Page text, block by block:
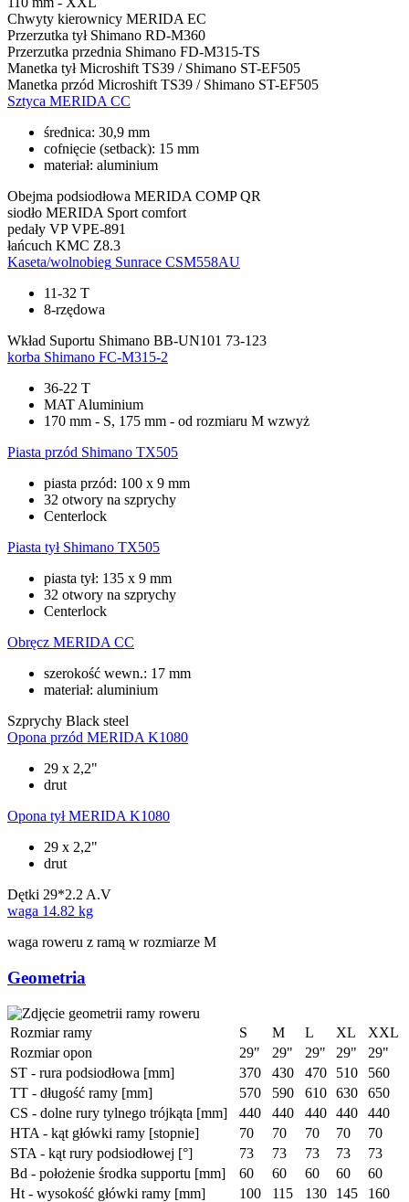
Chwyty kierownicy MERIDA EC
Przerzutka tył Shimano RD-M360
Przerzutka przednia Shimano FD-M315-TS
Manetka tył Microshift TS39 / Shimano ST-EF505
Manetka przód Microshift TS39 / Shimano ST-EF505
Sztyca MERIDA CC
średnica: 30,9 mm
cofnięcie (setback): 15 mm
materiał: aluminium
Obejma podsiodłowa MERIDA COMP QR
siodło MERIDA Sport comfort
pedały VP VPE-891
łańcuch KMC Z8.3
Kaseta/wolnobieg Sunrace CSM558AU
11-32 T
8-rzędowa
Wkład Suportu Shimano BB-UN101 73-123
korba Shimano FC-M315-2
36-22 T
MAT Aluminium
170 mm - S, 175 mm - od rozmiaru M wzwyż
Piasta przód Shimano TX505
piasta przód: 100 x 9 mm
32 otwory na szprychy
Centerlock
Piasta tył Shimano TX505
piasta tył: 135 x 9 mm
32 otwory na szprychy
Centerlock
Obręcz MERIDA CC
szerokość wewn.: 17 mm
materiał: aluminium
Szprychy Black steel
Opona przód MERIDA K1080
29 x 2,2"
drut
Opona tył MERIDA K1080
29 x 2,2"
drut
Dętki 29*2.2 A.V
waga 14.82 kg
waga roweru z ramą w rozmiarze M
Geometria
Rozmiar ramy S M L XL
XXL
Rozmiar opon
29" 29" 29" 29"
29"
ST - rura podsiodłowa [mm]
370 430 470 510
560
TT - długość ramy [mm]
570 590 610 630
650
CS - dolne rury tylnego trójkąta [mm]
440 440 440 440
440
HTA - kąt główki ramy [stopnie]
70 70 70 70
70
STA - kąt rury podsiodłowej [°]
73 73 73 73
73
Bd - położenie środka supportu [mm]
60 60 60 60
60
Ht - wysokość główki ramy [mm]
100 115 130 145
160